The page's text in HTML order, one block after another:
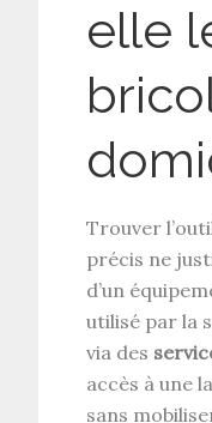
elle
Trouver
précis ne
d’un
utilisé par la
via des
accès à une
sans